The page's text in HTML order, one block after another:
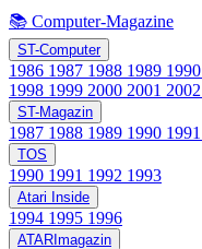
📚 Computer-Magazine
ST-Computer
1986 1987 1988 1989 1990
1998 1999 2000 2001 2002
ST-Magazin
1987 1988 1989 1990 1991
TOS
1990 1991 1992 1993
Atari Inside
1994 1995 1996
ATARImagazin